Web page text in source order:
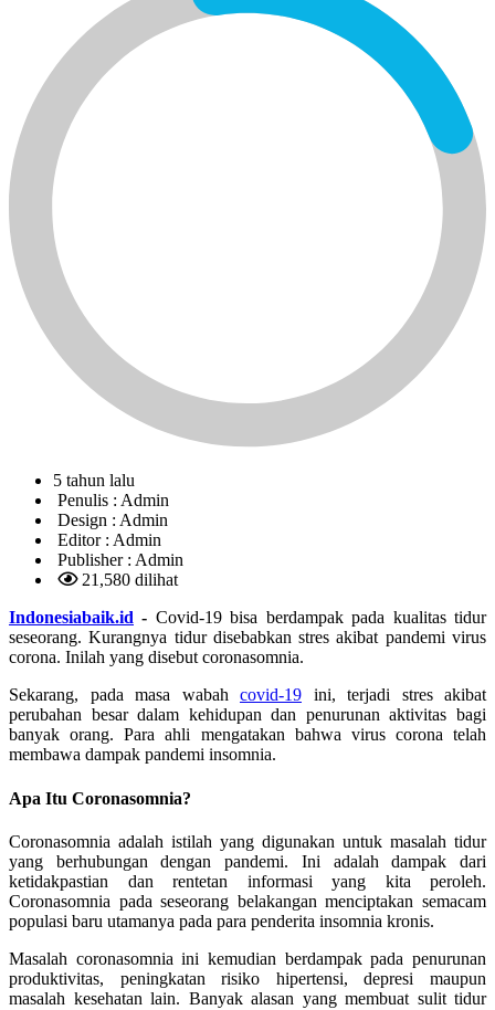
5 tahun lalu
Penulis : Admin
Design : Admin
Editor : Admin
Publisher : Admin
21,580 dilihat
Indonesiabaik.id - Covid-19 bisa berdampak pada kualitas tidur
seseorang. Kurangnya tidur disebabkan stres akibat pandemi virus
corona. Inilah yang disebut coronasomnia.
Sekarang, pada masa wabah covid-19 ini, terjadi stres akibat
perubahan besar dalam kehidupan dan penurunan aktivitas bagi
banyak orang. Para ahli mengatakan bahwa virus corona telah
membawa dampak pandemi insomnia.
Apa Itu Coronasomnia?
Coronasomnia adalah istilah yang digunakan untuk masalah tidur
yang berhubungan dengan pandemi. Ini adalah dampak dari
ketidakpastian dan rentetan informasi yang kita peroleh.
Coronasomnia pada seseorang belakangan menciptakan semacam
populasi baru utamanya pada para penderita insomnia kronis.
Masalah coronasomnia ini kemudian berdampak pada penurunan
produktivitas, peningkatan risiko hipertensi, depresi maupun
masalah kesehatan lain. Banyak alasan yang membuat sulit tidur